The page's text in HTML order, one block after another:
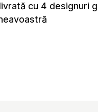
cu 4 designuri